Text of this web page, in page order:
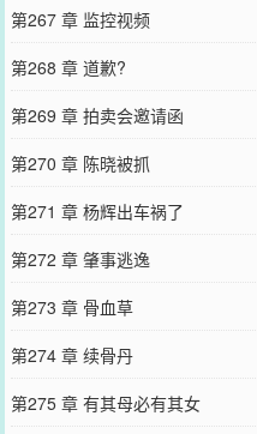
第267 章 监控视频
第268 章 道歉?
第269 章 拍卖会邀请函
第270 章 陈晓被抓
第271 章 杨辉出车祸了
第272 章 肇事逃逸
第273 章 骨血草
第274 章 续骨丹
第275 章 有其母必有其女